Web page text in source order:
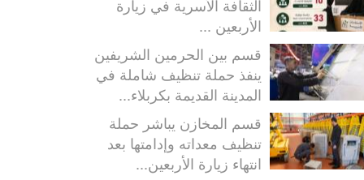
الثقافة الأسرية في زيارة
الأربعين ...
قسم بين الحرمين الشريفين
ينفذ حملة تنظيف شاملة في
المدينة القديمة بكربلاء...
قسم المخازن يباشر حملة
تنظيف معداته وإدامتها بعد
انتهاء زيارة الأربعين...